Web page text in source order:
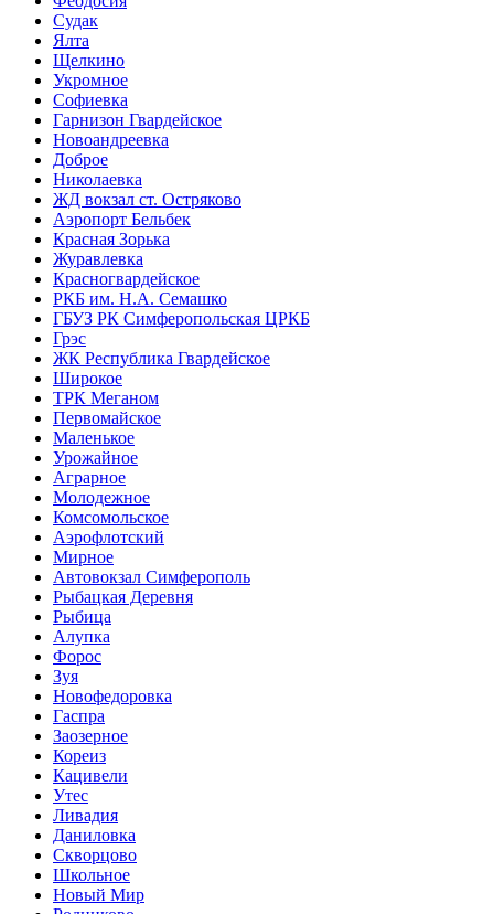
Судак
Ялта
Щелкино
Укромное
Софиевка
Гарнизон Гвардейское
Новоандреевка
Доброе
Николаевка
ЖД вокзал ст. Остряково
Аэропорт Бельбек
Красная Зорька
Журавлевка
Красногвардейское
РКБ им. Н.А. Семашко
ГБУЗ РК Симферопольская ЦРКБ
Грэс
ЖК Республика Гвардейское
Широкое
ТРК Меганом
Первомайское
Маленькое
Урожайное
Аграрное
Молодежное
Комсомольское
Аэрофлотский
Мирное
Автовокзал Симферополь
Рыбацкая Деревня
Рыбица
Алупка
Форос
Зуя
Новофедоровка
Гаспра
Заозерное
Кореиз
Кацивели
Утес
Ливадия
Даниловка
Скворцово
Школьное
Новый Мир